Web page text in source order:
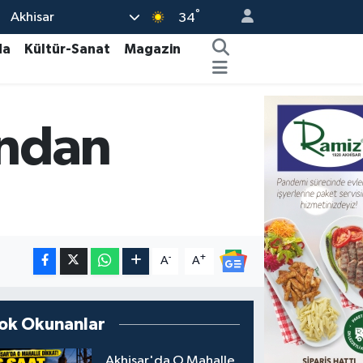
Akhisar 34°
Kültür-Sanat
Magazin
A- A+
Okunanlar